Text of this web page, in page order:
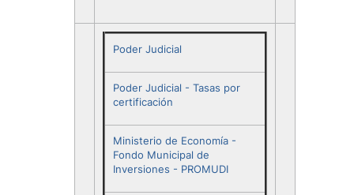
Poder Judicial
Poder Judicial - Tasas por
certificación
Ministerio de Economía -
Fondo Municipal de
Inversiones - PROMUDI